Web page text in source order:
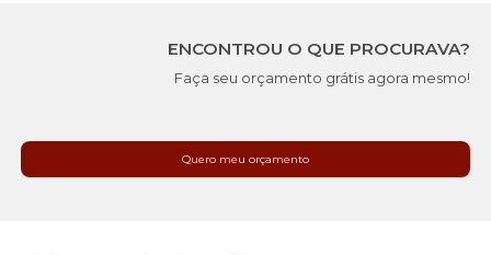
ENCONTROU O QUE PROCURAVA?
Faça seu orçamento grátis agora mesmo!
Quero meu orçamento